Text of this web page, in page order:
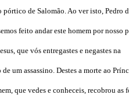
pórtico de Salomão. Ao ver isto, Pedro
feito andar este homem por nosso
que vós entregastes e negastes na
um assassino. Destes a morte ao
que vedes e conheceis, recobrou as